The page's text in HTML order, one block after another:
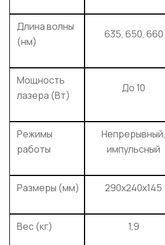
Длина волны
(нм)
635, 650, 660
Мощность
лазера (Вт)
До 10
Режимы
работы
Непрерывный,
импульсный
Размеры (мм) 290x240x145
Вес (кг) 1,9